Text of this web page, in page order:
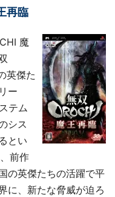
再臨
魔
英傑た
ー
テム
シス
とい
前作
の英傑たちの活躍で平
に、新たな脅威が迫ろ